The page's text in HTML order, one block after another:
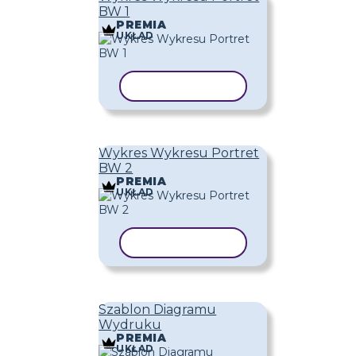
BW 1
PREMIA
UKŁAD
Wykres Wykresu Portret
BW 2
PREMIA
UKŁAD
Szablon Diagramu
Wydruku
PREMIA
UKŁAD